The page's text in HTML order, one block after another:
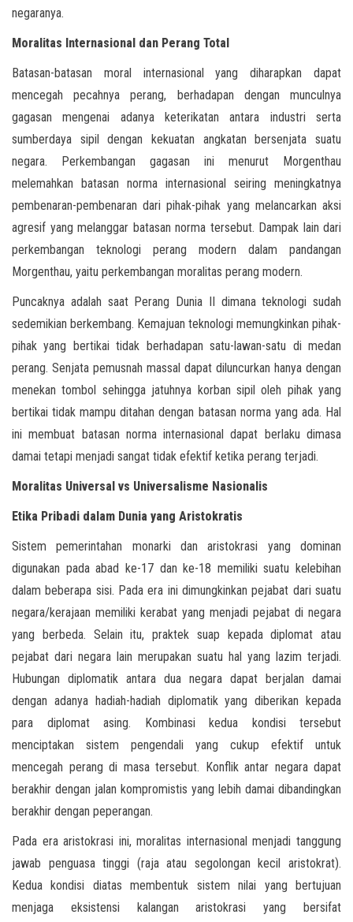
negaranya.
Moralitas Internasional dan Perang Total
Batasan-batasan moral internasional yang diharapkan dapat
mencegah pecahnya perang, berhadapan dengan munculnya
gagasan mengenai adanya keterikatan antara industri serta
sumberdaya sipil dengan kekuatan angkatan bersenjata suatu
negara. Perkembangan gagasan ini menurut Morgenthau
melemahkan batasan norma internasional seiring meningkatnya
pembenaran-pembenaran dari pihak-pihak yang melancarkan aksi
agresif yang melanggar batasan norma tersebut. Dampak lain dari
perkembangan teknologi perang modern dalam pandangan
Morgenthau, yaitu perkembangan moralitas perang modern.
Puncaknya adalah saat Perang Dunia II dimana teknologi sudah
sedemikian berkembang. Kemajuan teknologi memungkinkan pihak-
pihak yang bertikai tidak berhadapan satu-lawan-satu di medan
perang. Senjata pemusnah massal dapat diluncurkan hanya dengan
menekan tombol sehingga jatuhnya korban sipil oleh pihak yang
bertikai tidak mampu ditahan dengan batasan norma yang ada. Hal
ini membuat batasan norma internasional dapat berlaku dimasa
damai tetapi menjadi sangat tidak efektif ketika perang terjadi.
Moralitas Universal vs Universalisme Nasionalis
Etika Pribadi dalam Dunia yang Aristokratis
Sistem pemerintahan monarki dan aristokrasi yang dominan
digunakan pada abad ke-17 dan ke-18 memiliki suatu kelebihan
dalam beberapa sisi. Pada era ini dimungkinkan pejabat dari suatu
negara/kerajaan memiliki kerabat yang menjadi pejabat di negara
yang berbeda. Selain itu, praktek suap kepada diplomat atau
pejabat dari negara lain merupakan suatu hal yang lazim terjadi.
Hubungan diplomatik antara dua negara dapat berjalan damai
dengan adanya hadiah-hadiah diplomatik yang diberikan kepada
para diplomat asing. Kombinasi kedua kondisi tersebut
menciptakan sistem pengendali yang cukup efektif untuk
mencegah perang di masa tersebut. Konflik antar negara dapat
berakhir dengan jalan kompromistis yang lebih damai dibandingkan
berakhir dengan peperangan.
Pada era aristokrasi ini, moralitas internasional menjadi tanggung
jawab penguasa tinggi (raja atau segolongan kecil aristokrat).
Kedua kondisi diatas membentuk sistem nilai yang bertujuan
menjaga eksistensi kalangan aristokrasi yang bersifat